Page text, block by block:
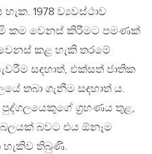
1978 ව්‍යවස්ථාව
කම වෙනස් කිරීමට පමණක්
කළ හැකි තරමේ
සඳහාත්, එක්සත් ජාතික
තබා ගැනීම සඳහාත් ය.
ග‍්‍රහණය තුළ,
බවට එය ඕනෑම
හැකිව තිබුණි.